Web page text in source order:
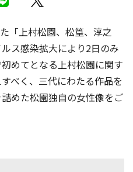
「上村松園、松篁、淳之
ス感染拡大により2日のみ
めてとなる上村松園に関す
べく、三代にわたる作品を
めた松園独自の女性像をご